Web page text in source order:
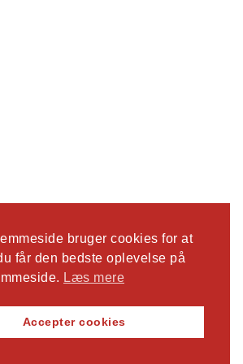
bruger cookies for at
får den bedste oplevelse på
Læs mere
Accepter cookies